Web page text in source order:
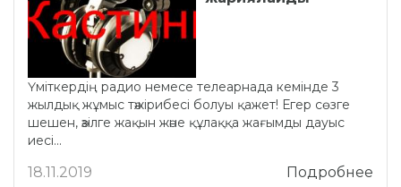
​Үміткердің радио немесе телеарнада кемінде 3
жылдық жұмыс тәжірибесі болуы қажет! Егер сөзге
шешен, әзілге жақын және құлаққа жағымды дауыс
иесі...
Подробнее
18.11.2019